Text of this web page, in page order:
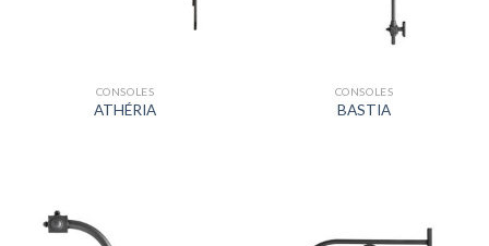
CONSOLES
ATHÉRIA
CONSOLES
BASTIA